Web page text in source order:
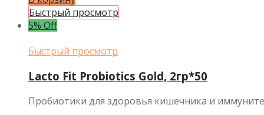
составляла
$5.30.
$5.04.
Быстрый просмотр
5% Off
Быстрый просмотр
Lacto Fit Probiotics Gold, 2гр*50
Пробиотики для здоровья кишечника и